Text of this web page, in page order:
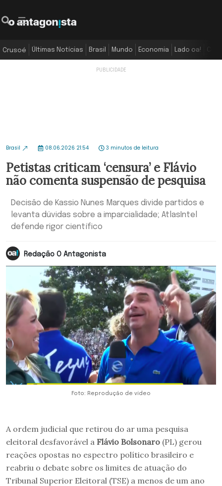
Crusoé Últimas Notícias Brasil Mundo Economia Lado oa!
Brasil 08.06.2026 21:54 3 minutos de leitura
Petistas criticam ‘censura’ e Flávio
não comenta suspensão de pesquisa
Decisão de Kassio Nunes Marques divide partidos e
levanta dúvidas sobre a imparcialidade; AtlasIntel
defende rigor científico
Redação O Antagonista
Foto: Reprodução de vídeo
A ordem judicial que retirou do ar uma pesquisa
eleitoral desfavorável a Flávio Bolsonaro (PL) gerou
reações opostas no espectro político brasileiro e
reabriu o debate sobre os limites de atuação do
Tribunal Superior Eleitoral (TSE) a menos de um ano